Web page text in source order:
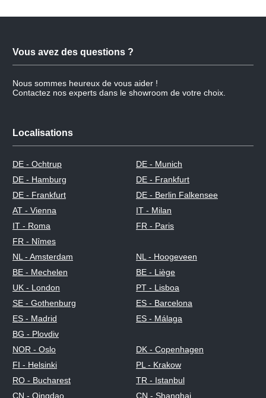
Vous avez des questions ?
Nous sommes heureux de vous aider !
Contactez nos experts dans le showroom de votre choix.
Localisations
DE - Ochtrup
DE - Munich
DE - Hamburg
DE - Frankfurt
DE - Frankfurt
DE - Berlin Falkensee
AT - Vienna
IT - Milan
IT - Roma
FR - Paris
FR - Nîmes
NL - Amsterdam
NL - Hoogeveen
BE - Mechelen
BE - Liège
UK - London
PT - Lisboa
SE - Gothenburg
ES - Barcelona
ES - Madrid
ES - Málaga
BG - Plovdiv
NOR - Oslo
DK - Copenhagen
FI - Helsinki
PL - Krakow
RO - Bucharest
TR - Istanbul
CN - Qingdao
CN - Shanghai